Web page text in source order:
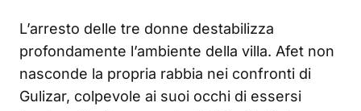
L’arresto delle tre donne destabilizza
profondamente l’ambiente della villa. Afet non
nasconde la propria rabbia nei confronti di
Gulizar, colpevole ai suoi occhi di essersi